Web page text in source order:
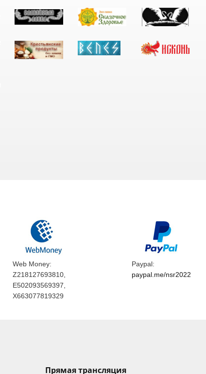
Web Money:
Z218127693810,
E502093569397,
X663077819329
Paypal:
paypal.me/nsr2022
Прямая трансляция